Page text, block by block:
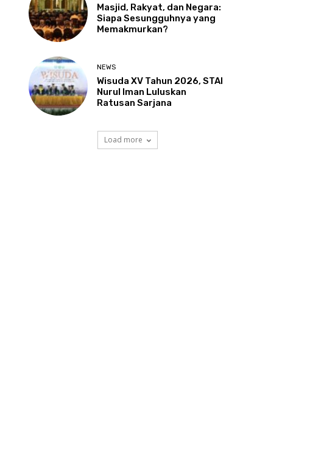
Masjid, Rakyat, dan Negara:
Siapa Sesungguhnya yang
Memakmurkan?
NEWS
Wisuda XV Tahun 2026, STAI
Nurul Iman Luluskan
Ratusan Sarjana
Load more